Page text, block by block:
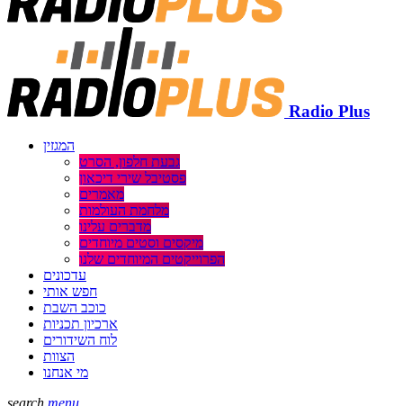
Radio Plus
המגזין
גבעת חלפון, הסרט
פסטיבל שירי דיכאון
מאמרים
מלחמת העולמות
מדברים עלינו
מיקסים וסטים מיוחדים
הפרוייקטים המיוחדים שלנו
עדכונים
חפש אותי
כוכב השבת
ארכיון תכניות
לוח השידורים
הצוות
מי אנחנו